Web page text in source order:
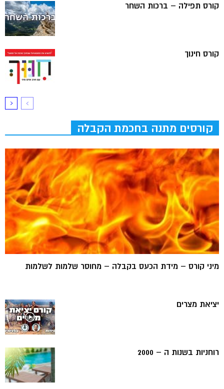
קורס תפילה – ברכות השחר
קורס חינוך
קורסים מתנה בחכמת הקבלה
מיני קורס – מידת הכעס בקבלה – מחוסר שלמות לשלמות
יציאת מצרים
רוחניות בשנות ה – 2000